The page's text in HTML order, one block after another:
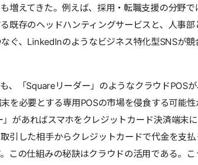
増えてきた。例えば、採用・転職支援の分野で
既存のヘッドハンティングサービスと、人事部
ぐ、LinkedInのようなビジネス特化型SNSが競
、「Squareリーダー」のようなクラウドPOS
を必要とする専用POSの市場を侵食する可能性
」があればスマホをクレジットカード決済端末
引した相手からクレジットカードで代金を支払
この仕組みの秘訣はクラウドの活用である。こ